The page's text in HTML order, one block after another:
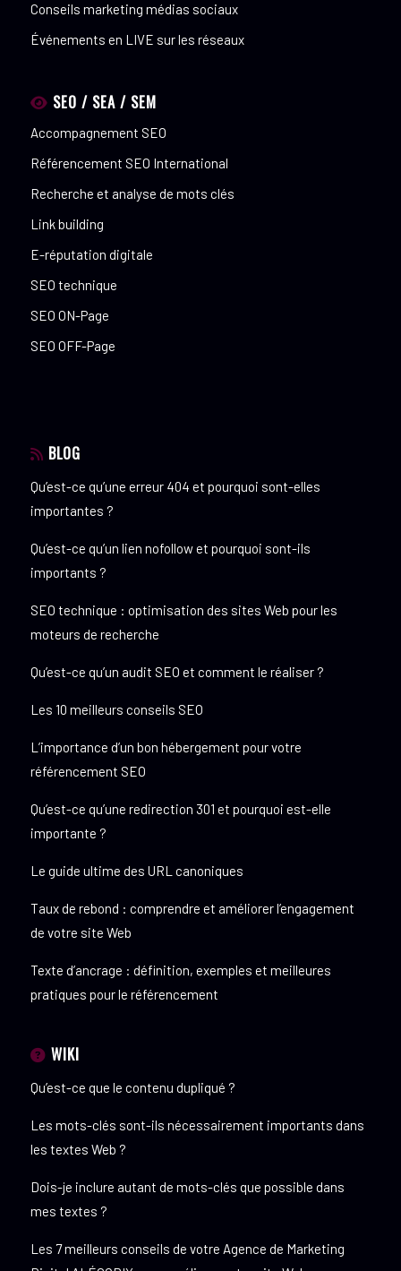
Conseils marketing médias sociaux
Événements en LIVE sur les réseaux
SEO / SEA / SEM
Accompagnement SEO
Référencement SEO International
Recherche et analyse de mots clés
Link building
E-réputation digitale
SEO technique
SEO ON-Page
SEO OFF-Page
BLOG
Qu’est-ce qu’une erreur 404 et pourquoi sont-elles
importantes ?
Qu’est-ce qu’un lien nofollow et pourquoi sont-ils
importants ?
SEO technique : optimisation des sites Web pour les
moteurs de recherche
Qu’est-ce qu’un audit SEO et comment le réaliser ?
Les 10 meilleurs conseils SEO
L’importance d’un bon hébergement pour votre
référencement SEO
Qu’est-ce qu’une redirection 301 et pourquoi est-elle
importante ?
Le guide ultime des URL canoniques
Taux de rebond : comprendre et améliorer l’engagement
de votre site Web
Texte d’ancrage : définition, exemples et meilleures
pratiques pour le référencement
WIKI
Qu’est-ce que le contenu dupliqué ?
Les mots-clés sont-ils nécessairement importants dans
les textes Web ?
Dois-je inclure autant de mots-clés que possible dans
mes textes ?
Les 7 meilleurs conseils de votre Agence de Marketing